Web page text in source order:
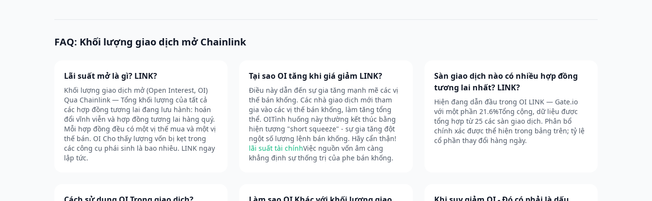
FAQ: Khối lượng giao dịch mở Chainlink
Lãi suất mở là gì? LINK?
Khối lượng giao dịch mở (Open Interest, OI)
Qua Chainlink — Tổng khối lượng của tất cả
các hợp đồng tương lai đang lưu hành: hoán
đổi vĩnh viễn và hợp đồng tương lai hàng quý.
Mỗi hợp đồng đều có một vị thế mua và một vị
thế bán. OI Cho thấy lượng vốn bị kẹt trong
các công cụ phái sinh là bao nhiêu. LINK ngay
lập tức.
Tại sao OI tăng khi giá giảm LINK?
Điều này dẫn đến sự gia tăng mạnh mẽ các vị
thế bán khống. Các nhà giao dịch mới tham
gia vào các vị thế bán khống, làm tăng tổng
thể. OITình huống này thường kết thúc bằng
hiện tượng "short squeeze" - sự gia tăng đột
ngột số lượng lệnh bán khống. Hãy cẩn thận!
lãi suất tài chínhViệc nguồn vốn âm càng
khẳng định sự thống trị của phe bán khống.
Sàn giao dịch nào có nhiều hợp đồng
tương lai nhất? LINK?
Hiện đang dẫn đầu trong OI LINK — Gate.io
với một phần 21.6%Tổng cộng, dữ liệu được
tổng hợp từ 25 các sàn giao dịch. Phân bổ
chính xác được thể hiện trong bảng trên; tỷ lệ
cổ phần thay đổi hàng ngày.